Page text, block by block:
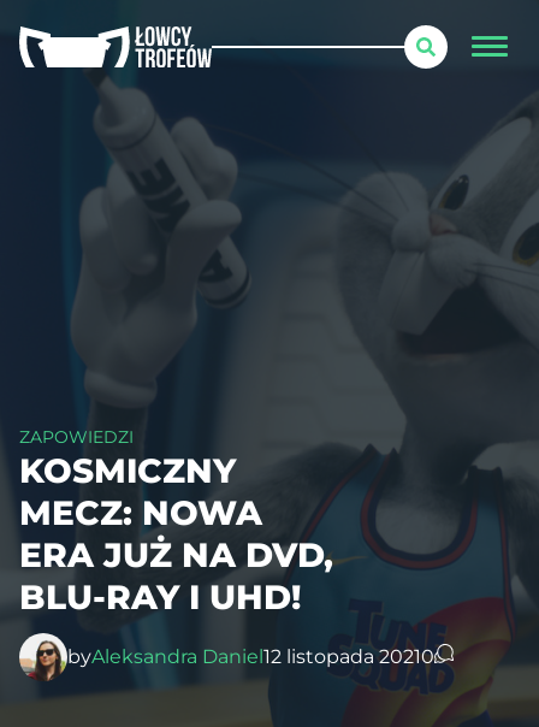
ZAPOWIEDZI
KOSMICZNY
MECZ: NOWA
ERA JUŻ NA DVD,
BLU-RAY I UHD!
byAleksandra Daniel12 listopada 20210